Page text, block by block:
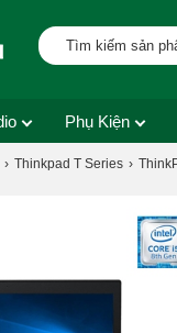
Phụ Kiện
Thinkpad T Series